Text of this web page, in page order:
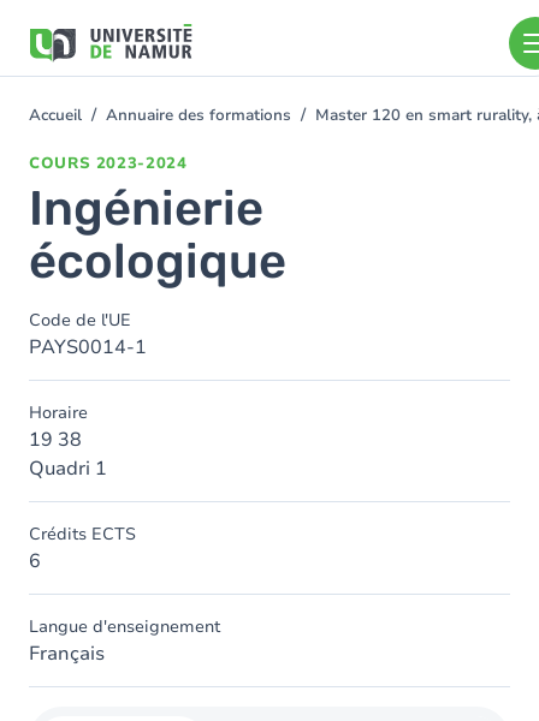
contenu
You
Accueil Annuaire des formations Master 120 en smart
COURS 2023-2024
Ingénierie
écologique
Code de l'UE
PAYS0014-1
Horaire
19 38
Quadri 1
Crédits ECTS
6
Langue d'enseignement
Français